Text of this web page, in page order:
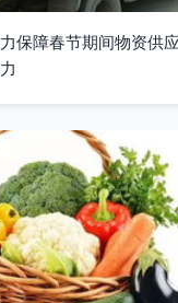
保障春节期间物资